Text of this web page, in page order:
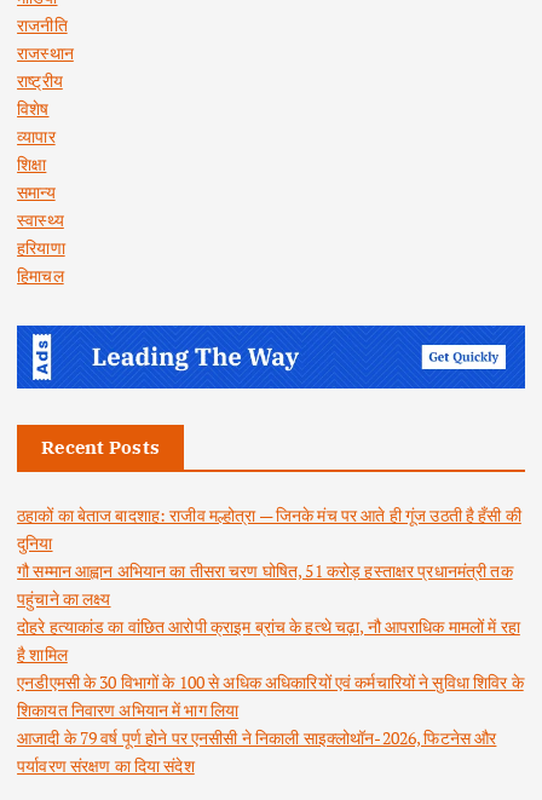
राजनीति
राजस्थान
राष्ट्रीय
विशेष
व्यापार
शिक्षा
समान्य
स्वास्थ्य
हरियाणा
हिमाचल
Recent Posts
ठहाकों का बेताज बादशाह: राजीव मल्होत्रा — जिनके मंच पर आते ही गूंज उठती है हँसी की
दुनिया
गौ सम्मान आह्वान अभियान का तीसरा चरण घोषित, 51 करोड़ हस्ताक्षर प्रधानमंत्री तक
पहुंचाने का लक्ष्य
दोहरे हत्याकांड का वांछित आरोपी क्राइम ब्रांच के हत्थे चढ़ा, नौ आपराधिक मामलों में रहा
है शामिल
एनडीएमसी के 30 विभागों के 100 से अधिक अधिकारियों एवं कर्मचारियों ने सुविधा शिविर के
शिकायत निवारण अभियान में भाग लिया
आजादी के 79 वर्ष पूर्ण होने पर एनसीसी ने निकाली साइक्लोथॉन-2026, फिटनेस और
पर्यावरण संरक्षण का दिया संदेश